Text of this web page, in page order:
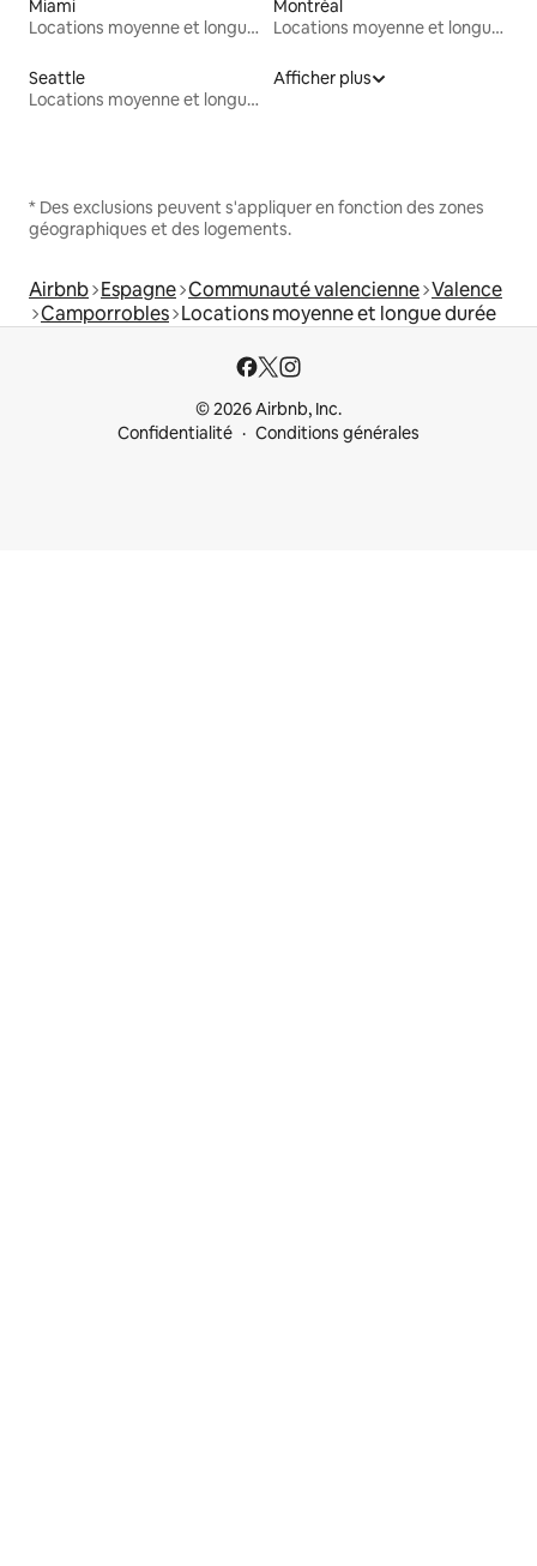
Miami
Locations moyenne et longue durée
Montréal
Locations moyenne et longue durée
Seattle
Locations moyenne et longue durée
Afficher plus
* Des exclusions peuvent s'appliquer en fonction des zones
géographiques et des logements.
Airbnb Espagne Communauté valencienne Valence
Camporrobles Locations moyenne et longue durée
© 2026 Airbnb, Inc.
Confidentialité
Conditions générales